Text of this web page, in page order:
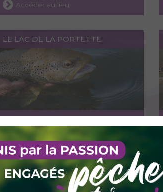
Accéder au lieu
LE LAC DE LA PORTETTE
LE LAC DE CLARTAN ET LE LAC DE
MONTARTIER